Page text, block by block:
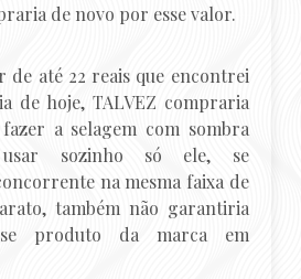
de novo por esse valor.
de até 22 reais que encontrei
de hoje, TALVEZ compraria
a selagem com sombra
sozinho só ele, se
na mesma faixa de
também não garantiria
produto da marca em